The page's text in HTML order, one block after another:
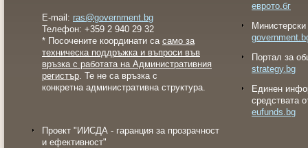
E-mail: ras@government.bg
Телефон: +359 2 940 29 32
* Посочените координати са само за
техническа поддръжка и въпроси във
връзка с работата на Административния
регистър. Те не са връзка с
конкретна административна структура.
Проект "ИИСДА - гаранция за прозрачност
и ефективност"
еврото.бг
Портал за
strategy.bg
Eдинен
средствата
eufunds.bg